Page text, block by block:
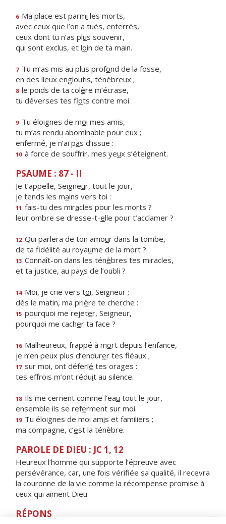
6 Ma place est parmi les morts,
avec ceux que l’on a tués, enterrés,
ceux dont tu n’as plus souvenir,
qui sont exclus, et loin de ta main.
7 Tu m’as mis au plus profond de la fosse,
en des lieux engloutis, ténébreux ;
8 le poids de ta colère m’écrase,
tu déverses tes flots contre moi.
9 Tu éloignes de moi mes amis,
tu m’as rendu abominable pour eux ;
enfermé, je n’ai pas d’issue :
10 à force de souffrir, mes yeux s’éteignent.
PSAUME : 87 - II
Je t’appelle, Seigneur, tout le jour,
je tends les mains vers toi :
11 fais-tu des miracles pour les morts ?
leur ombre se dresse-t-elle pour t’acclamer ?
12 Qui parlera de ton amour dans la tombe,
de ta fidélité au royaume de la mort ?
13 Connaît-on dans les ténèbres tes miracles,
et ta justice, au pays de l’oubli ?
14 Moi, je crie vers toi, Seigneur ;
dès le matin, ma prière te cherche :
15 pourquoi me rejeter, Seigneur,
pourquoi me cacher ta face ?
16 Malheureux, frappé à mort depuis l’enfance,
je n’en peux plus d’endurer tes fléaux ;
17 sur moi, ont déferlé tes orages :
tes effrois m’ont réduit au silence.
18 Ils me cernent comme l’eau tout le jour,
ensemble ils se referment sur moi.
19 Tu éloignes de moi amis et familiers ;
ma compagne, c’est la ténèbre.
PAROLE DE DIEU : JC 1, 12
Heureux l’homme qui supporte l’épreuve avec
persévérance, car, une fois vérifiée sa qualité, il recevra
la couronne de la vie comme la récompense promise à
ceux qui aiment Dieu.
RÉPONS